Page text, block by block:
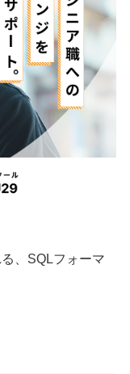
、SQLフォーマ